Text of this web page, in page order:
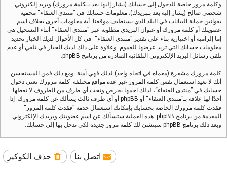
وكلمة مرور خاصة للدخول إلى حسابك (يشار إليها بعد بـكلمة مرورك) وبريد إلكتروني
شخصي صالح (يشار إليه بعد بـبريدك). معلومات حسابك في ”منتدى العنقاء“ محمية
بقوانين حماية البيانات في البلد الذي يستظيف موقعنا. أية معلومات أخرى بخلاف اسم
عضويتك أو كلمة مرورك أو عنوان البريدي مطلوبة عبر ”منتدى العنقاء“ أثناء التسجيل هي
إما إلزامية أو اختيارية بناء على تقدير ”منتدى العنقاء“. في كل الأحوال لديك الخيار تحديد
معلومات حسابك التي تريد عرضها للعموم. وعلاوة على ذلك لديك الخيار في تلقي أو عدم
تلقي رسائل البريد الإلكتروني التلقائية الصادرة من برنامج phpBB.
كلمة مرورك مشفرة (معماه في اتجاه واحد) لذلك فهي آمنة. ومع ذلك فمن المستحسن
أنك لا تعيد استعمال نفس كلمة المرور عبر عدة مواقع مختلفة. كلمة مرورك تعني دخول
حسابك في ”منتدى العنقاء“، لذلك احمها بحرص وتحت أي ظرف من الظروف لا تعطها
أحدًا لها علاقة بـ”منتدى العنقاء“ أو phpBB أو أي طرف ثالث يسألك عن كلمة مرورك. إذا
فقدت كلمة مرورك الخاصة بحسابك بإمكانك استعمال خدمة ”فقدت كلمة المرور“
المقدمة من برنامج phpBB. هذه العملية ستسألك عن اسم عضويتك وبريدك الإلكتروني
وبعد ذلك برنامج phpBB سينشئ لك كلمة مرور جديدة لكي تدخل بها إلى حسابك.
حذف الكوكيز اتصل بنا